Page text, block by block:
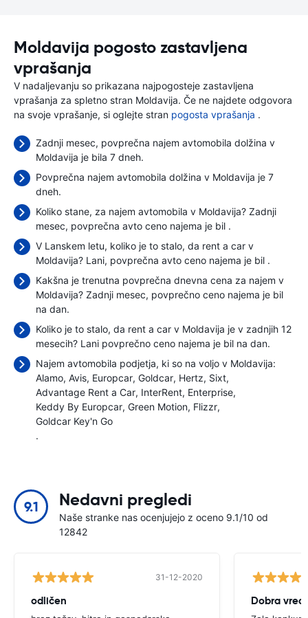
Moldavija pogosto zastavljena
vprašanja
V nadaljevanju so prikazana najpogosteje zastavljena
vprašanja za spletno stran Moldavija. Če ne najdete odgovora
na svoje vprašanje, si oglejte stran pogosta vprašanja .
Zadnji mesec, povprečna najem avtomobila dolžina v
Moldavija je bila 7 dneh.
Povprečna najem avtomobila dolžina v Moldavija je 7
dneh.
Koliko stane, za najem avtomobila v Moldavija? Zadnji
mesec, povprečna avto ceno najema je bil .
V Lanskem letu, koliko je to stalo, da rent a car v
Moldavija? Lani, povprečna avto ceno najema je bil .
Kakšna je trenutna povprečna dnevna cena za najem v
Moldavija? Zadnji mesec, povprečno ceno najema je bil
na dan.
Koliko je to stalo, da rent a car v Moldavija je v zadnjih 12
mesecih? Lani povprečno ceno najema je bil na dan.
Najem avtomobila podjetja, ki so na voljo v Moldavija:
Alamo Avis Europcar Goldcar Hertz Sixt
Advantage Rent a Car InterRent Enterprise
Keddy By Europcar Green Motion Flizzr
Goldcar Key'n Go
.
9.1 Nedavni pregledi
Naše stranke nas ocenjujejo z oceno 9.1/10 od
12842
31-12-2020
odličen Dobra